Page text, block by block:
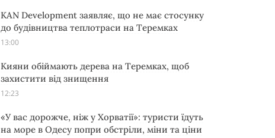
KAN Development заявляє, що не має стосунку
до будівництва теплотраси на Теремках
13:00
Кияни обіймають дерева на Теремках, щоб
захистити від знищення
12:23
«У вас дорожче, ніж у Хорватії»: туристи їдуть
на море в Одесу попри обстріли, міни та ціни